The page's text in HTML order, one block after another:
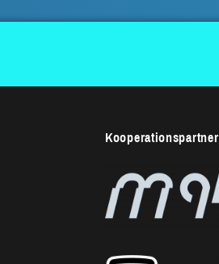
Kooperationspartner